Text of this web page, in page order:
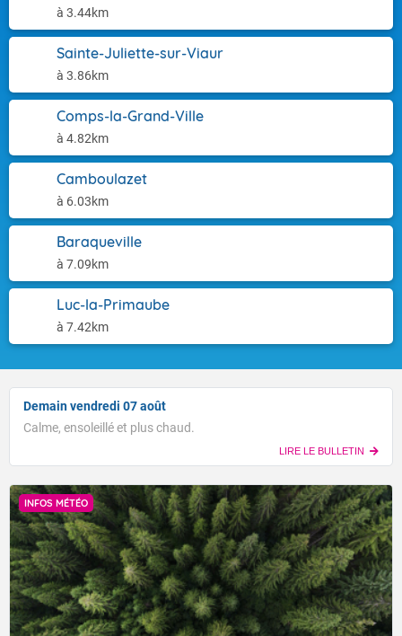
à 3.44km
Sainte-Juliette-sur-Viaur
à 3.86km
Comps-la-Grand-Ville
à 4.82km
Camboulazet
à 6.03km
Baraqueville
à 7.09km
Luc-la-Primaube
à 7.42km
Demain vendredi 07 août
Calme, ensoleillé et plus chaud.
LIRE LE BULLETIN
INFOS MÉTÉO